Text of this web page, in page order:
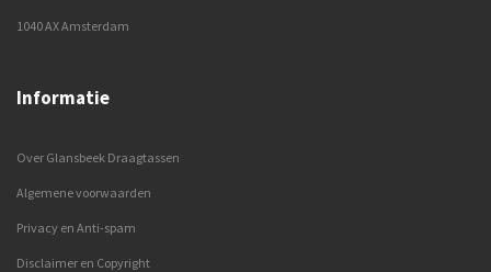
1040 AX Amsterdam
Informatie
Over Glansbeek Draagtassen
Algemene voorwaarden
Privacy en Anti-spam
Disclaimer en Copyright